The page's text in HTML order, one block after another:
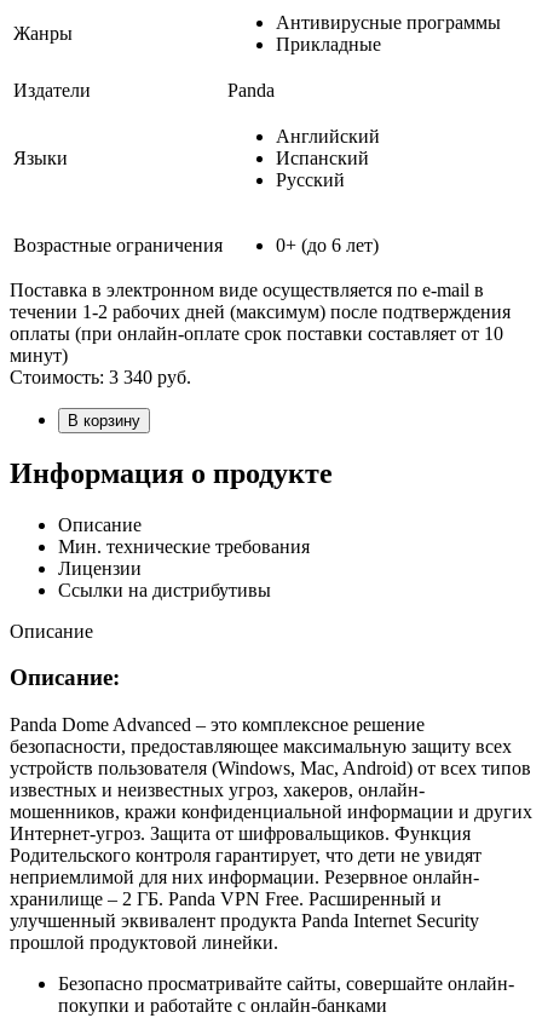
Жанры
Антивирусные программы
Прикладные
Издатели Panda
Языки
Английский
Испанский
Русский
Возрастные ограничения 0+ (до 6 лет)
Поставка в электронном виде осуществляется по e-mail в
течении 1-2 рабочих дней (максимум) после подтверждения
оплаты (при онлайн-оплате срок поставки составляет от 10
минут)
Стоимость: 3 340 руб.
В корзину
Информация о продукте
Описание
Мин. технические требования
Лицензии
Ссылки на дистрибутивы
Описание
Описание:
Panda Dome Advanced – это комплексное решение
безопасности, предоставляющее максимальную защиту всех
устройств пользователя (Windows, Mac, Android) от всех типов
известных и неизвестных угроз, хакеров, онлайн-
мошенников, кражи конфиденциальной информации и других
Интернет-угроз. Защита от шифровальщиков. Функция
Родительского контроля гарантирует, что дети не увидят
неприемлимой для них информации. Резервное онлайн-
хранилище – 2 ГБ. Panda VPN Free. Расширенный и
улучшенный эквивалент продукта Panda Internet Security
прошлой продуктовой линейки.
Безопасно просматривайте сайты, совершайте онлайн-
покупки и работайте с онлайн-банками